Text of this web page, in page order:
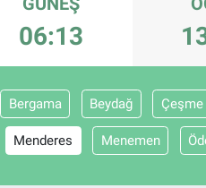
06:13
Bergama Beydağ Çeşme
Menderes Menemen